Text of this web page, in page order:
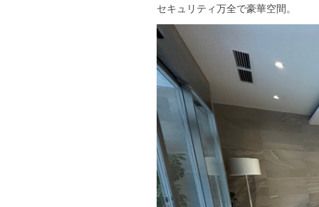
セキュリティ万全で豪華空間。